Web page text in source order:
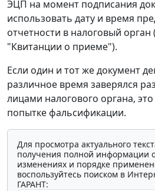
ЭЦП на момент подписания
использовать дату и время
отчетности в налоговый орган
"Квитанции о приеме").
Если один и тот же документ
различное время заверялся
лицами налогового органа, это
попытке фальсификации.
Для просмотра актуального
получения полной информации
изменениях и порядке
воспользуйтесь поиском в
ГАРАНТ: